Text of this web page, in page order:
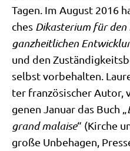
Tagen. Im August 2016
ches Dik­aste­ri­um für den
ganz­heit­li­chen
und den
selbst vor­be­hal­ten.
ter fran­zö­si­scher
ge­nen Janu­ar das Buch „
grand malai­se“ (Kir­che
gro­ße Unbe­ha­gen,